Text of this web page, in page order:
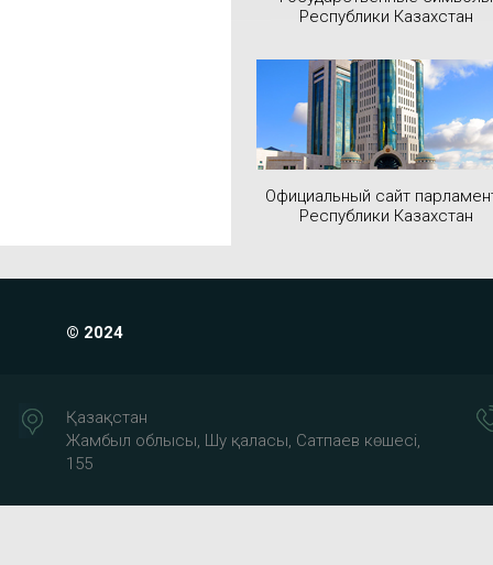
Республики Казахстан
Официальный сайт
Республики Казахстан
© 2024
Қазақстан
Жамбыл облысы, Шу қаласы, Сатпаев көшесі,
155